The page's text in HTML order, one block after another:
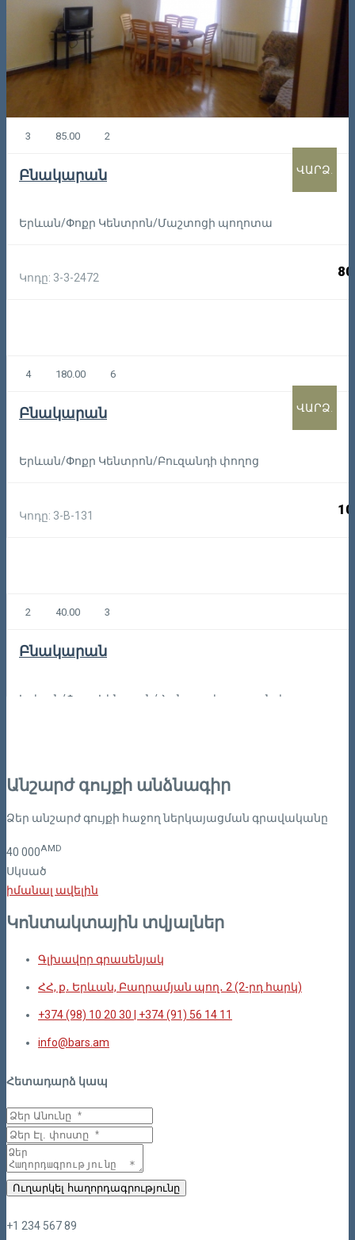
3 85.00 2
Բնակարան
Երևան/Փոքր Կենտրոն/Մաշտոցի պողոտա
Կոդը: 3-3-2472
ՎԱՐՁ.
4 180.00 6
Բնակարան
Երևան/Փոքր Կենտրոն/Բուզանդի փողոց
Կոդը: 3-B-131
ՎԱՐՁ.
2 40.00 3
Բնակարան
Երևան/Փոքր Կենտրոն/Հանրապետության փողոց
Անշարժ գույքի անձնագիր
Ձեր անշարժ գույքի հաջող ներկայացման գրավականը
40 000AMD
Սկսած
իմանալ ավելին
Կոնտակտային տվյալներ
Գլխավոր գրասենյակ
ՀՀ, ք․ Երևան, Բաղրամյան պող․ 2 (2-րդ հարկ)
+374 (98) 10 20 30 | +374 (91) 56 14 11
info@bars.am
Հետադարձ կապ
Ուղարկել հաղորդագրությունը
+1 234 567 89